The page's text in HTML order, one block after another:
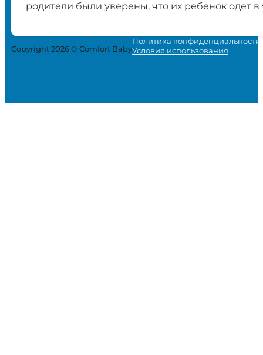
родители были уверены, что их ребенок одет
Copyright 2026 © Comfort Baby
Политика конфиденциальности
Условия использования